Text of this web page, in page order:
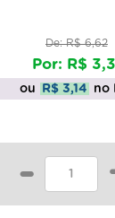
De: R$ 6,62
Por: R$
ou R$ 3,14 no
-